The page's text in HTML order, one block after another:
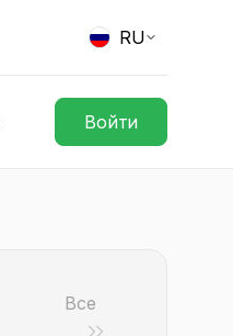
RU
Войти
Все